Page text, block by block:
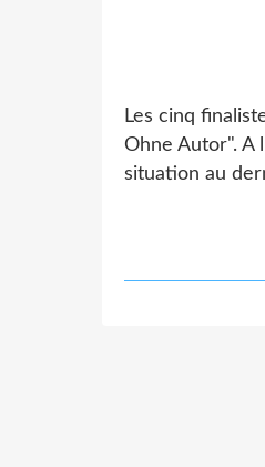
Les cinq
Ohne Autor". A
situation au